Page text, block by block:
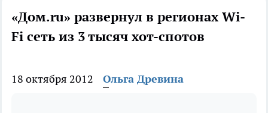
«Дом.ru» развернул в регионах Wi-
Fi сеть из 3 тысяч хот-спотов
18 октября 2012 Ольга Древина